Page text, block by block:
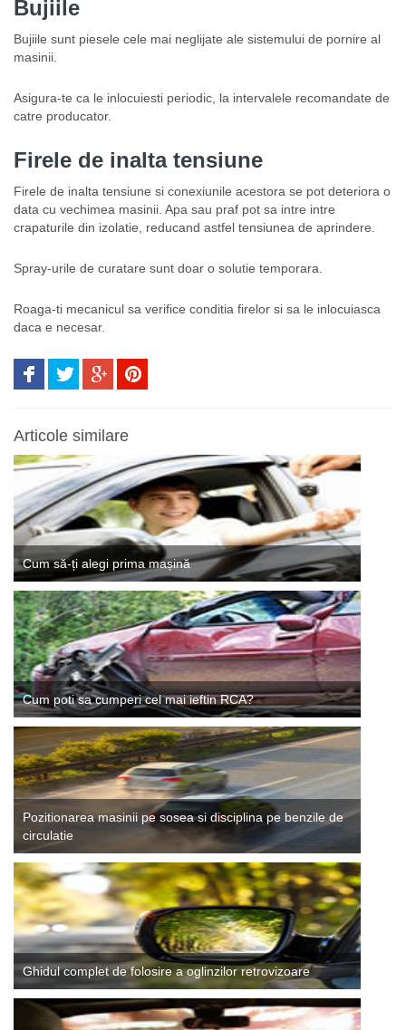
Bujiile
Bujiile sunt piesele cele mai neglijate ale sistemului de pornire al
masinii.
Asigura-te ca le inlocuiesti periodic, la intervalele recomandate de
catre producator.
Firele de inalta tensiune
Firele de inalta tensiune si conexiunile acestora se pot deteriora o
data cu vechimea masinii. Apa sau praf pot sa intre intre
crapaturile din izolatie, reducand astfel tensiunea de aprindere.
Spray-urile de curatare sunt doar o solutie temporara.
Roaga-ti mecanicul sa verifice conditia firelor si sa le inlocuiasca
daca e necesar.
Articole similare
Cum să-ți alegi prima mașină
Cum poti sa cumperi cel mai ieftin RCA?
Pozitionarea masinii pe sosea si disciplina pe benzile de
circulatie
Ghidul complet de folosire a oglinzilor retrovizoare